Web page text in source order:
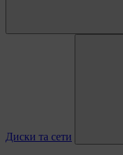
Диски та сети